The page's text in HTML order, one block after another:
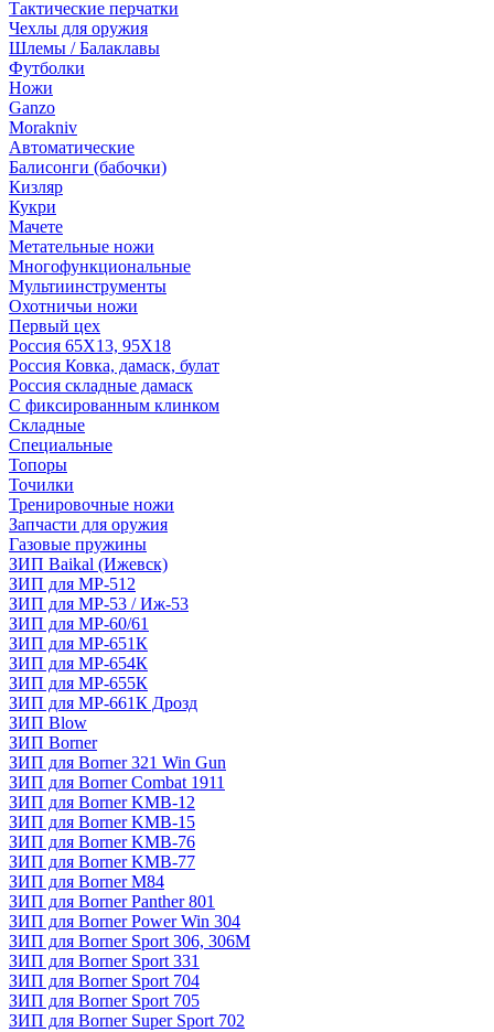
Тактические перчатки
Чехлы для оружия
Шлемы / Балаклавы
Футболки
Ножи
Ganzo
Morakniv
Автоматические
Балисонги (бабочки)
Кизляр
Кукри
Мачете
Метательные ножи
Многофункциональные
Мультиинструменты
Охотничьи ножи
Первый цех
Россия 65Х13, 95Х18
Россия Ковка, дамаск, булат
Россия складные дамаск
С фиксированным клинком
Складные
Специальные
Топоры
Точилки
Тренировочные ножи
Запчасти для оружия
Газовые пружины
ЗИП Baikal (Ижевск)
ЗИП для МР-512
ЗИП для МР-53 / Иж-53
ЗИП для МР-60/61
ЗИП для МР-651К
ЗИП для МР-654К
ЗИП для МР-655К
ЗИП для МР-661К Дрозд
ЗИП Blow
ЗИП Borner
ЗИП для Borner 321 Win Gun
ЗИП для Borner Combat 1911
ЗИП для Borner KMB-12
ЗИП для Borner KMB-15
ЗИП для Borner KMB-76
ЗИП для Borner KMB-77
ЗИП для Borner M84
ЗИП для Borner Panther 801
ЗИП для Borner Power Win 304
ЗИП для Borner Sport 306, 306M
ЗИП для Borner Sport 331
ЗИП для Borner Sport 704
ЗИП для Borner Sport 705
ЗИП для Borner Super Sport 702